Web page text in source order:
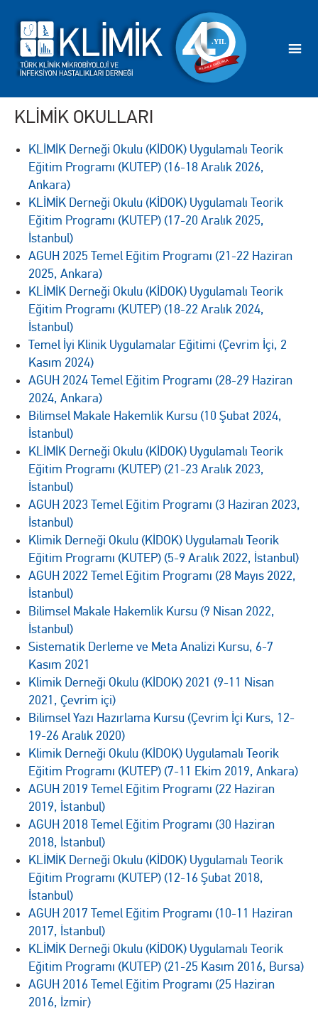
KLİMİK OKULLARI
KLİMİK Derneği Okulu (KİDOK) Uygulamalı Teorik
Eğitim Programı (KUTEP) (16-18 Aralık 2026,
Ankara)
KLİMİK Derneği Okulu (KİDOK) Uygulamalı Teorik
Eğitim Programı (KUTEP) (17-20 Aralık 2025,
İstanbul)
AGUH 2025 Temel Eğitim Programı (21-22 Haziran
2025, Ankara)
KLİMİK Derneği Okulu (KİDOK) Uygulamalı Teorik
Eğitim Programı (KUTEP) (18-22 Aralık 2024,
İstanbul)
Temel İyi Klinik Uygulamalar Eğitimi (Çevrim İçi, 2
Kasım 2024)
AGUH 2024 Temel Eğitim Programı (28-29 Haziran
2024, Ankara)
Bilimsel Makale Hakemlik Kursu (10 Şubat 2024,
İstanbul)
KLİMİK Derneği Okulu (KİDOK) Uygulamalı Teorik
Eğitim Programı (KUTEP) (21-23 Aralık 2023,
İstanbul)
AGUH 2023 Temel Eğitim Programı (3 Haziran 2023,
İstanbul)
Klimik Derneği Okulu (KİDOK) Uygulamalı Teorik
Eğitim Programı (KUTEP) (5-9 Aralık 2022, İstanbul)
AGUH 2022 Temel Eğitim Programı (28 Mayıs 2022,
İstanbul)
Bilimsel Makale Hakemlik Kursu (9 Nisan 2022,
İstanbul)
Sistematik Derleme ve Meta Analizi Kursu, 6-7
Kasım 2021
Klimik Derneği Okulu (KİDOK) 2021 (9-11 Nisan
2021, Çevrim içi)
Bilimsel Yazı Hazırlama Kursu (Çevrim İçi Kurs, 12-
19-26 Aralık 2020)
Klimik Derneği Okulu (KİDOK) Uygulamalı Teorik
Eğitim Programı (KUTEP) (7-11 Ekim 2019, Ankara)
AGUH 2019 Temel Eğitim Programı (22 Haziran
2019, İstanbul)
AGUH 2018 Temel Eğitim Programı (30 Haziran
2018, İstanbul)
KLİMİK Derneği Okulu (KİDOK) Uygulamalı Teorik
Eğitim Programı (KUTEP) (12-16 Şubat 2018,
İstanbul)
AGUH 2017 Temel Eğitim Programı (10-11 Haziran
2017, İstanbul)
KLİMİK Derneği Okulu (KİDOK) Uygulamalı Teorik
Eğitim Programı (KUTEP) (21-25 Kasım 2016, Bursa)
AGUH 2016 Temel Eğitim Programı (25 Haziran
2016, İzmir)